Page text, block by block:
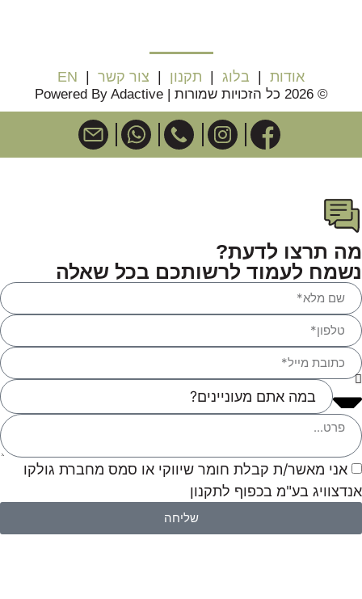
אודות | בלוג | תקנון | צור קשר |
EN
© 2026 כל הזכויות שמורות | Powered By Adactive
מה תרצו לדעת?
נשמח לעמוד לרשותכם בכל שאלה
אני מאשר/ת קבלת חומר שיווקי או סמס מחברת גולקו
אנדצוויג בע"מ בכפוף לתקנון
שליחה